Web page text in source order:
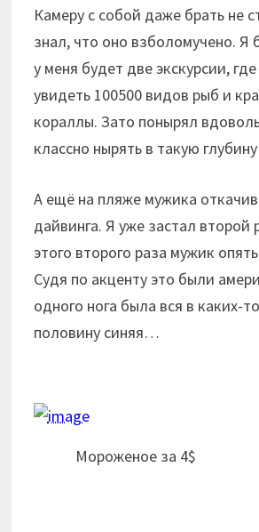
Камеру с собой даже брать не
знал, что оно взболомучено. Я
у меня будет две экскурсии,
увидеть 100500 видов рыб и
кораллы. Зато понырял
классно нырять в такую
А ещё на пляже мужика
дайвинга. Я уже застал второй
этого второго раза мужик
Судя по акценту это были
одного нога была вся в каких-
половину синяя…
Мороженое за 4$